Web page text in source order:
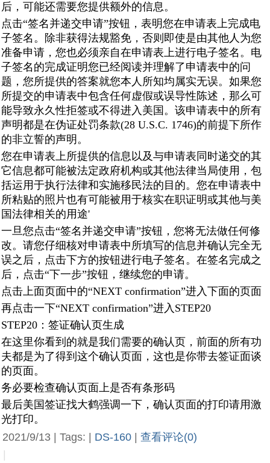
后，可能还需要您提供额外的信息。
点击“签名并递交申请”按钮，表明您在申请表上完成电
子签名。除非获得法规豁免，否则即使是由其他人为您
准备申请，您也必须亲自在申请表上进行电子签名。电
子签名的完成证明您已经阅读并理解了申请表中的问
题，您所提供的答案就您本人所知均属实无误。如果您
所提交的申请表中包含任何虚假或误导性陈述，那么可
能导致永久性拒签或不得进入美国。该申请表中的所有
声明都是在伪证处罚条款(28 U.S.C. 1746)的前提下所作
的非立誓的声明。
您在申请表上所提供的信息以及与申请表同时递交的其
它信息都可能被法定政府机构或其他法律当局使用，包
括运用于执行法律和实施移民法的目的。您在申请表中
所粘贴的照片也有可能被用于核实在职证明或其他与美
国法律相关的用途'
一旦您点击“签名并递交申请”按钮，您将无法做任何修
改。请您仔细核对申请表中所填写的信息并确认完全无
误之后，点击下方的按钮进行电子签名。在签名完成之
后，点击“下一步”按钮，继续您的申请。
点击上面页面中的“NEXT confirmation”进入下面的页面
再点击一下“NEXT confirmation”进入STEP20
STEP20：签证确认页生成
在这里你看到的就是我们需要的确认页，前面的所有功
夫都是为了得到这个确认页面，这也是你带去签证面谈
的页面。
务必要检查确认页面上是否有条形码
最后美国签证找大鹤强调一下，确认页面的打印请用激
光打印。
2021/9/13 | Tags: | DS-160
查看评论(0)